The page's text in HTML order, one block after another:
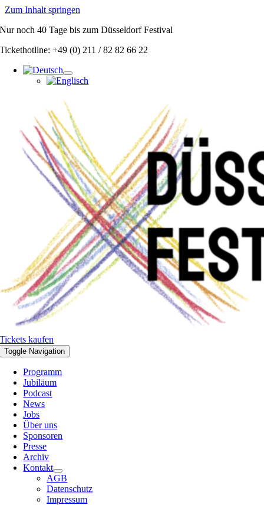
Zum Inhalt springen
Nur noch40 Tagebis zum Düsseldorf Festival
Tickethotline: +49 (0) 211 / 82 82 66 22
Tickets kaufen
Toggle Navigation
Programm
Jubiläum
Podcast
News
Jobs
Über uns
Sponsoren
Presse
Archiv
Kontakt
AGB
Datenschutz
Impressum